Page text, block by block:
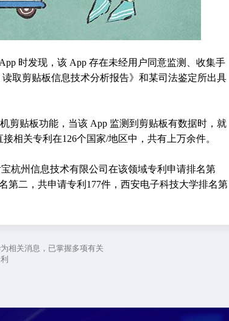
时发现，该 App 存在未经用户同意监测、收集手
取剪贴板信息技术分析报告》和某司法鉴定所出具
剪贴板功能，当该 App 监测到剪贴板有数据时，就
相关专利在126个国家/地区中，共有上万余件。
杭州信息技术有限公司在该领域专利申请排名第
第二，共申请专利177件，西安电子科技大学排名第
相关消息，已掌握多项有关